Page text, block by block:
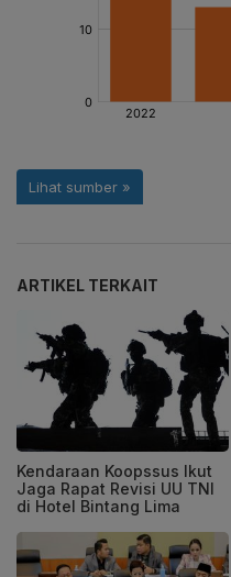
ARTIKEL TERKAIT
Kendaraan Koopssus Ikut
Jaga Rapat Revisi UU TNI
di Hotel Bintang Lima